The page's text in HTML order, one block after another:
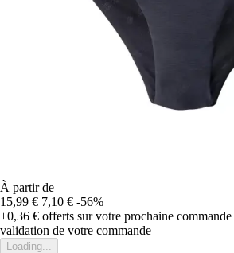
À partir de
15,99 € 7,10 € -56%
+0,36 € offerts sur votre prochaine commande
validation de votre commande
Loading...